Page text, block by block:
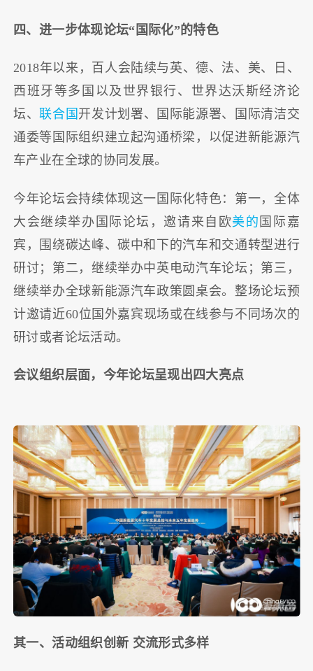
四、进一步体现论坛“国际化”的特色
2018年以来，百人会陆续与英、德、法、美、日、
西班牙等多国以及世界银行、世界达沃斯经济论
坛、联合国 开发计划署、国际能源署、国际清洁交
通委等国际组织建立起沟通桥梁，以促进新能源汽
车产业在全球的协同发展。
今年论坛会持续体现这一国际化特色：第一，全体
大会继续举办国际论坛，邀请来自欧美的 国际嘉
宾，围绕碳达峰、碳中和下的汽车和交通转型进行
研讨；第二，继续举办中英电动汽车论坛；第三，
继续举办全球新能源汽车政策圆桌会。整场论坛预
计邀请近60位国外嘉宾现场或在线参与不同场次的
研讨或者论坛活动。
会议组织层面，今年论坛呈现出四大亮点
其一、活动组织创新 交流形式多样